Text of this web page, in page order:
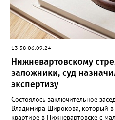
рассмотрения. Вартовчанину
лишения свободы.
13:38 06.09.24
Нижневартовскому
заложники, суд
экспертизу
Состоялось заключительное
Владимира Широкова, который в
квартире в Нижневартовске с